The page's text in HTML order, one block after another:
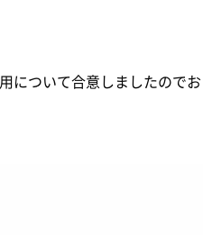
について合意しましたのでお